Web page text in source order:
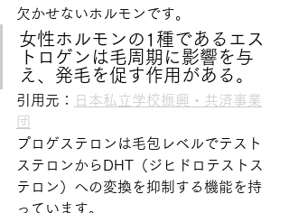
欠かせないホルモンです。
女性ホルモンの1種であるエス
トロゲンは毛周期に影響を与
え、発毛を促す作用がある。
引用元：
日本私立学校振興・共済事業
団
プロゲステロンは毛包レベルでテスト
ステロンからDHT（ジヒドロテストス
テロン）への変換を抑制する機能を持
っています。